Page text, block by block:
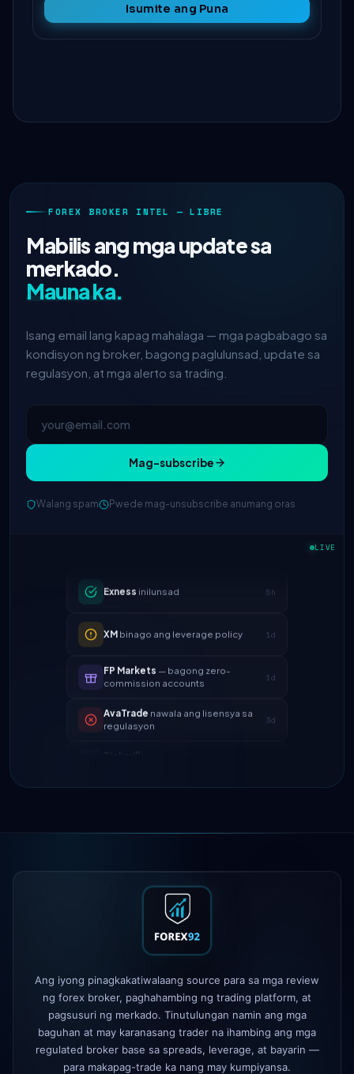
Isumite ang Puna
FOREX BROKER INTEL — LIBRE
Mabilis ang mga update sa
merkado.
Mauna ka.
Isang email lang kapag mahalaga — mga pagbabago sa
kondisyon ng broker, bagong paglulunsad, update sa
regulasyon, at mga alerto sa trading.
Mag-subscribe
Walang spam Pwede mag-unsubscribe anumang oras
LIVE
IC Marketsbinawasan ang EUR/USD
2h
XMbinago ang leverage policy 1d
FP Markets— bagong zero-
commission accounts
1d
AvaTradenawala ang lisensya sa
regulasyon
3d
Tickmillbilis ng withdrawal ngayon
ay 24h
4d
FP Markets— bagong zero-
commission accounts
ay 24h
4d
Ang iyong pinagkakatiwalaang source para sa mga review
ng forex broker, paghahambing ng trading platform, at
pagsusuri ng merkado. Tinutulungan namin ang mga
baguhan at may karanasang trader na ihambing ang mga
regulated broker base sa spreads, leverage, at bayarin —
para makapag-trade ka nang may kumpiyansa.